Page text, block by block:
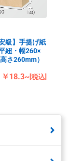
級】手提げ紙
紐・幅260×
さ260mm）
￥18.3~[税込]